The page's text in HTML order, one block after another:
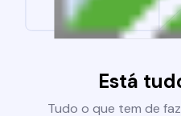
Está
Tudo o que tem de